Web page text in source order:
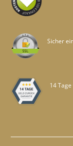
Sicher
14